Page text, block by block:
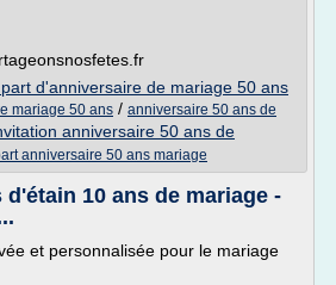
d'anniversaire de mariage 50 ans
mariage 50 ans / anniversaire 50 ans de
anniversaire 50 ans de
anniversaire 50 ans mariage
d'étain 10 ans de mariage -
et personnalisée pour le mariage